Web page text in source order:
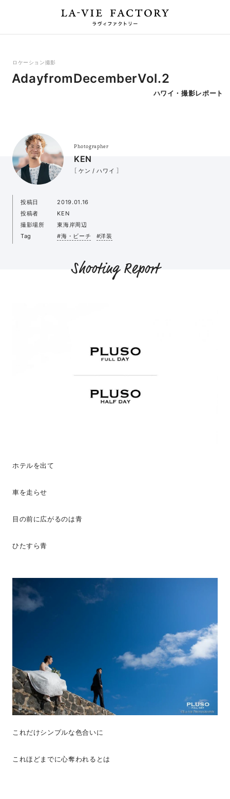
ロケーション撮影
AdayfromDecemberVol.2
ハワイ・撮影レポート
Photographer
KEN
［ ケン / ハワイ ］
投稿日
2019.01.16
投稿者
KEN
撮影場所
東海岸周辺
Tag
#海・ビーチ #洋装
Shooting Report
ホテルを出て
車を走らせ
目の前に広がるのは青
ひたすら青
これだけシンプルな色合いに
これほどまでに心奪われるとは